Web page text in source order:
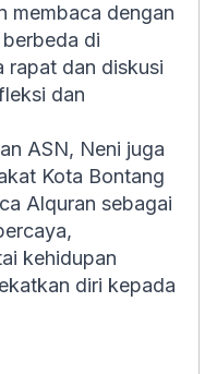
membaca dengan
di
dan diskusi
dan
ASN, Neni juga
Kota Bontang
Alquran sebagai
kehidupan
diri kepada